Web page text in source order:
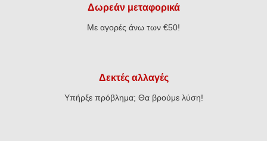
Δωρεάν μεταφορικά
Με αγορές άνω των €50!
Δεκτές αλλαγές
Υπήρξε πρόβλημα; Θα βρούμε λύση!